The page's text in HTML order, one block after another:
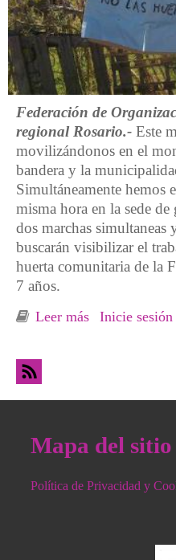
Federación de
regional Rosario.- Este
movilizándonos en el
bandera y la
Simultáneamente hemos
misma hora en la sede
dos marchas simultaneas
buscarán visibilizar el
huerta comunitaria de la
7 años.
Leer más sobre
Inicie sesión
Mapa del sitio
Política de Privacidad y